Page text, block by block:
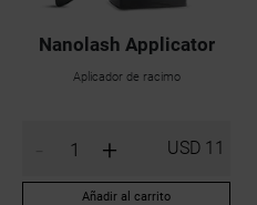
Nanolash Applicator
Aplicador de racimo
USD 11
+
Añadir al carrito